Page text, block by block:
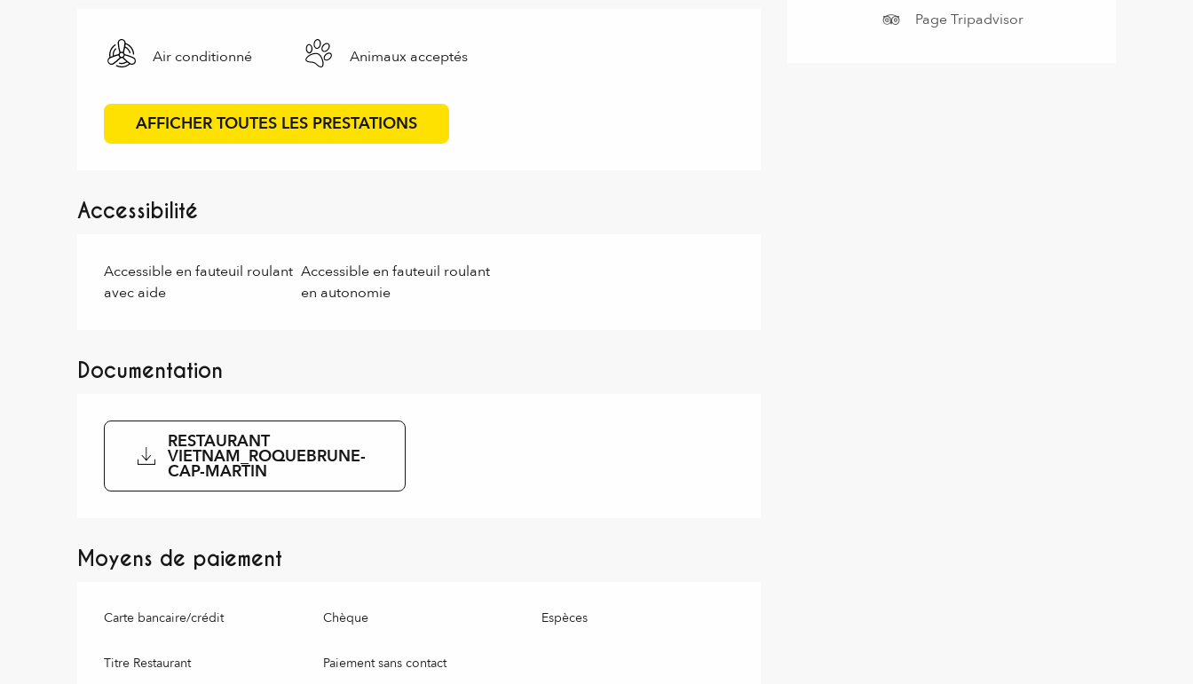
Page Tripadvisor
Air conditionné Animaux acceptés
AFFICHER TOUTES LES PRESTATIONS
Accessibilité
Accessible en fauteuil roulant
avec aide
Accessible en fauteuil roulant
en autonomie
Documentation
RESTAURANT
VIETNAM_ROQUEBRUNE-
CAP-MARTIN
Moyens de paiement
Carte bancaire/crédit Chèque Espèces
Titre Restaurant Paiement sans contact